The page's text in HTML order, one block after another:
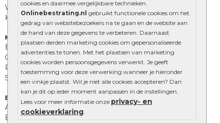
cookies en daarmee vergelijkbare technieken.
Onlinebestrating.nl gebruikt functionele cookies om het
gedrag van websitebezoekers na te gaan en de website aan
de hand van deze gegevens te verbeteren. Daarnaast
plaatsen derden marketing cookies om gepersonaliseerde
advertenties te tonen. Met het plaatsen van marketing
cookies worden persoonsgegevens verwerkt. Je geeft
toestemming voor deze verwerking wanneer je hieronder
een vinkje plaatst. Wil je niet alle cookies accepteren? Dan
kan je dit op ieder moment aanpassen in de instellingen.
Lees voor meer informatie onze privacy- en
cookieverklaring.
Wildverband bestrating
Kingstones
Muurelementen
Betonbielzen
Opsluitbanden
Palissades
Stapelblokken
Extra benodigdheden
Afwatering en diversen
Beplantings en betonelementen